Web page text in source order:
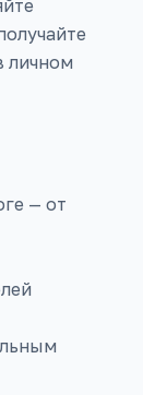
личном
— от